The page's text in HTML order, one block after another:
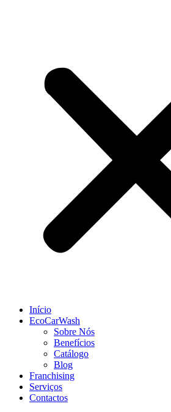
Início
EcoCarWash
Sobre Nós
Benefícios
Catálogo
Blog
Franchising
Serviços
Contactos